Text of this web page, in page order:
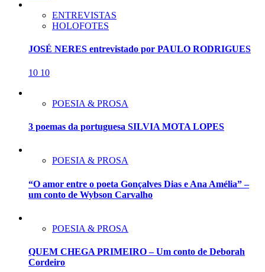
ENTREVISTAS
HOLOFOTES
JOSÉ NERES entrevistado por PAULO RODRIGUES
10 10
POESIA & PROSA
3 poemas da portuguesa SILVIA MOTA LOPES
POESIA & PROSA
“O amor entre o poeta Gonçalves Dias e Ana Amélia” –
um conto de Wybson Carvalho
POESIA & PROSA
QUEM CHEGA PRIMEIRO – Um conto de Deborah
Cordeiro